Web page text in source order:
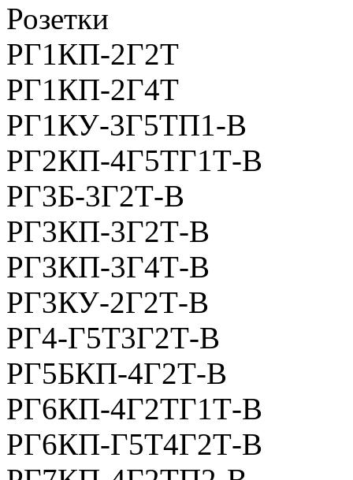
Розетки
РГ1КП-2Г2Т
РГ1КП-2Г4Т
РГ1КУ-3Г5ТП1-В
РГ2КП-4Г5ТГ1Т-В
РГ3Б-3Г2Т-В
РГ3КП-3Г2Т-В
РГ3КП-3Г4Т-В
РГ3КУ-2Г2Т-В
РГ4-Г5Т3Г2Т-В
РГ5БКП-4Г2Т-В
РГ6КП-4Г2ТГ1Т-В
РГ6КП-Г5Т4Г2Т-В